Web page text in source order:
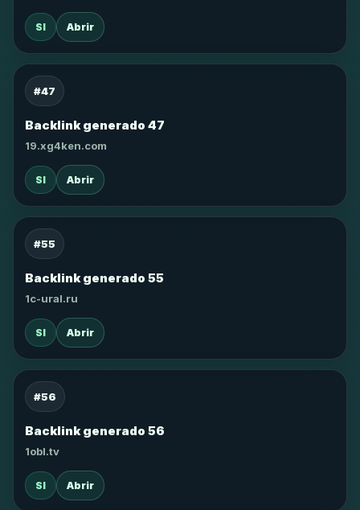
SI Abrir
#47
Backlink generado 47
19.xg4ken.com
SI Abrir
#55
Backlink generado 55
1c-ural.ru
SI Abrir
#56
Backlink generado 56
1obl.tv
SI Abrir